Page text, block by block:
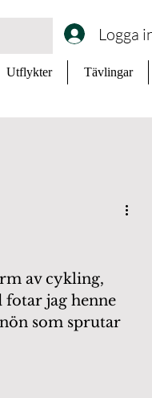
Logga
Utflykter Tävlingar
av cykling,
jag henne
som sprutar